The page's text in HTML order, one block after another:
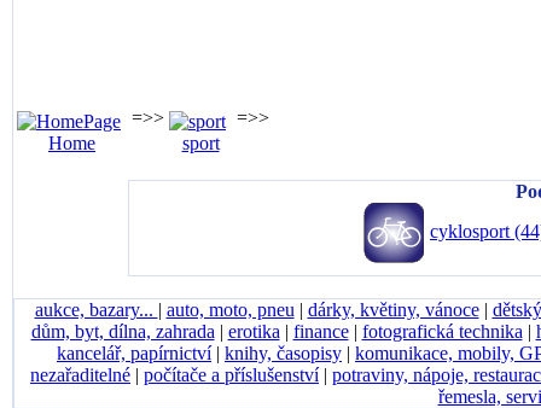
Home
=>>
sport
=>>
cyklosport
aukce, bazary... | auto, moto, pneu | dárky, květiny, vánoce|
dům, byt, dílna, zahrada | erotika | finance| fotografická technika |
kancelář, papírnictví| knihy, časopisy | komunikace, mobily,
nezařaditelné | počítače a příslušenství| potraviny, nápoje,
řemesla,